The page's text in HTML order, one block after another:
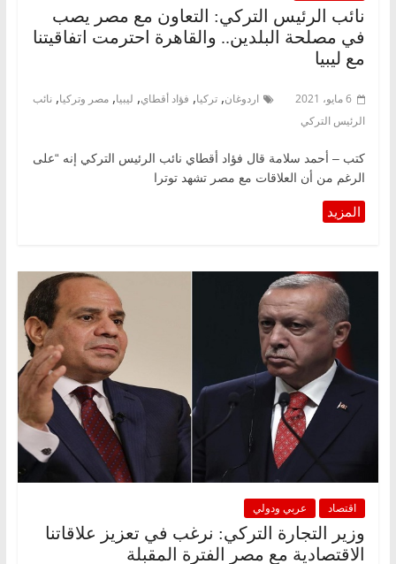
نائب الرئيس التركي: التعاون مع مصر يصب
في مصلحة البلدين.. والقاهرة احترمت اتفاقيتنا
مع ليبيا
6 مايو، 2021 اردوغان, تركيا, فؤاد أقطاي, ليبيا, مصر وتركيا, نائب
الرئيس التركي
كتب – أحمد سلامة قال فؤاد أقطاي نائب الرئيس التركي إنه “على
الرغم من أن العلاقات مع مصر تشهد توترا
اقتصاد عربي ودولي
وزير التجارة التركي: نرغب في تعزيز علاقاتنا
الاقتصادية مع مصر الفترة المقبلة